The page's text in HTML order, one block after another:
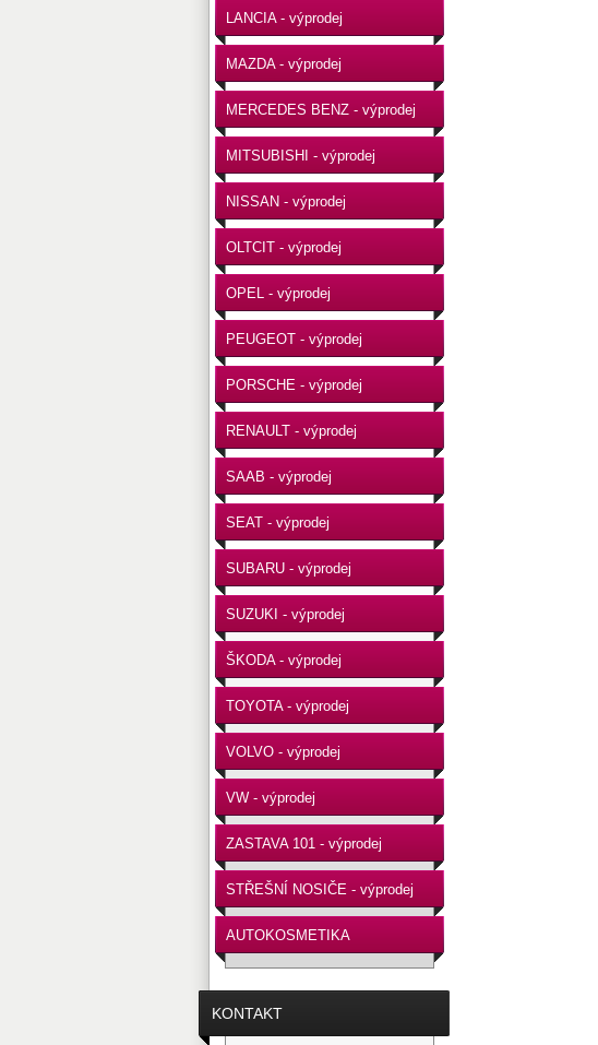
LANCIA - výprodej
MAZDA - výprodej
MERCEDES BENZ - výprodej
MITSUBISHI - výprodej
NISSAN - výprodej
OLTCIT - výprodej
OPEL - výprodej
PEUGEOT - výprodej
PORSCHE - výprodej
RENAULT - výprodej
SAAB - výprodej
SEAT - výprodej
SUBARU - výprodej
SUZUKI - výprodej
ŠKODA - výprodej
TOYOTA - výprodej
VOLVO - výprodej
VW - výprodej
ZASTAVA 101 - výprodej
STŘEŠNÍ NOSIČE - výprodej
AUTOKOSMETIKA
KONTAKT